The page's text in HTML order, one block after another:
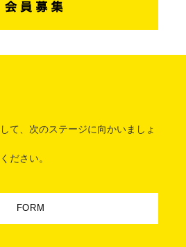
て、次のステージに向かいましょ
ださい。
FORM